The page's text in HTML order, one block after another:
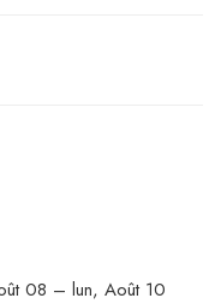
08 – lun, Août 10